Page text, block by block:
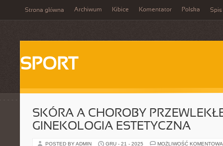
Strona główna Archiwum Kibice Komentator Polska Spis
SPORT
SKÓRA A CHOROBY
GINEKOLOGIA ESTETYCZNA
POSTED BY ADMIN GRU - 21 - 2025 MOŻLIWOŚĆ